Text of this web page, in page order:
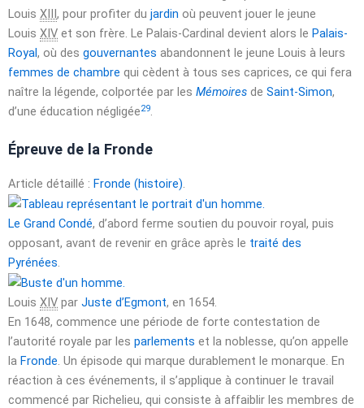
Louis XIII , pour profiter du jardin où peuvent jouer le jeune
Louis XIV et son frère. Le Palais-Cardinal devient alors le Palais-
Royal, où des gouvernantes abandonnent le jeune Louis à leurs
femmes de chambre qui cèdent à tous ses caprices, ce qui fera
naître la légende, colportée par les Mémoires de Saint-Simon,
d’une éducation négligée29.
Épreuve de la Fronde
Article détaillé : Fronde (histoire).
Le Grand Condé, d’abord ferme soutien du pouvoir royal, puis
opposant, avant de revenir en grâce après le traité des
Pyrénées.
Louis XIV par Juste d’Egmont, en 1654.
En 1648, commence une période de forte contestation de
l’autorité royale par les parlements et la noblesse, qu’on appelle
la Fronde. Un épisode qui marque durablement le monarque. En
réaction à ces événements, il s’applique à continuer le travail
commencé par Richelieu, qui consiste à affaiblir les membres de